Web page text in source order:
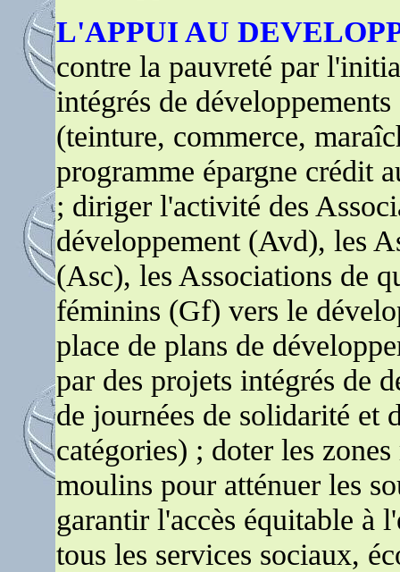
L'APPUI AU
contre la pauvreté par
intégrés de
(teinture, commerce,
programme épargne crédit
; diriger l'activité des
développement (Avd), les
(Asc), les Associations de
féminins (Gf) vers le
place de plans de
par des projets intégrés de
de journées de solidarité et
catégories) ; doter les
moulins pour atténuer les
garantir l'accès équitable à
tous les services sociaux,